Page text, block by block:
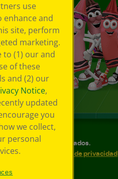
los derechos reservados.
privacidad
Política de privacidad
use
enhance and
site, perform
marketing.
to (1) our and
of these
and (2) our
Notice,
updated
you
we collect,
personal